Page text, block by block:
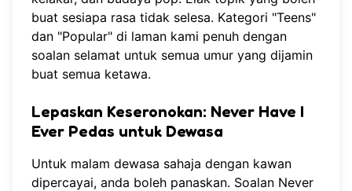
buat sesiapa rasa tidak selesa. Kategori "Teens"
dan "Popular" di laman kami penuh dengan
soalan selamat untuk semua umur yang dijamin
buat semua ketawa.
Lepaskan Keseronokan: Never Have I
Ever Pedas untuk Dewasa
Untuk malam dewasa sahaja dengan kawan
dipercayai, anda boleh panaskan. Soalan Never